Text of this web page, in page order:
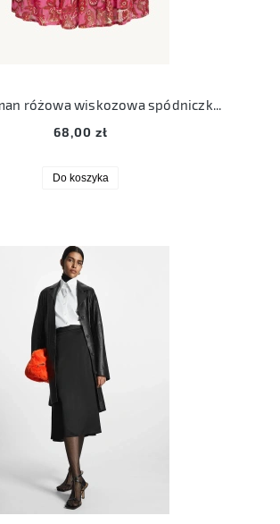
Claire Woman różowa wiskozowa spódniczka mini falbanki M 38
68,00 zł
Do koszyka